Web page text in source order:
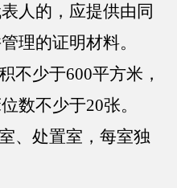
人的，应提供由同
理的证明材料。
不少于600平方米，
数不少于20张。
、处置室，每室独